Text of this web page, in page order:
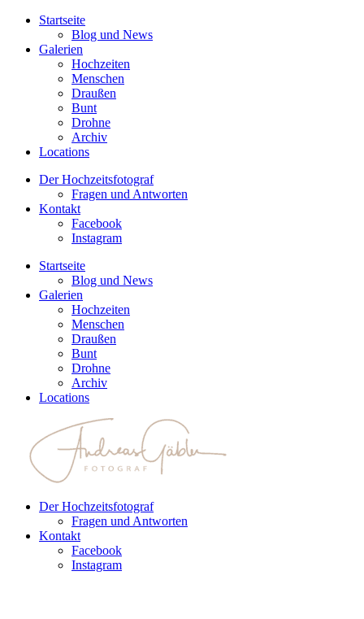
Startseite
Blog und News
Galerien
Hochzeiten
Menschen
Draußen
Bunt
Drohne
Archiv
Locations
Der Hochzeitsfotograf
Fragen und Antworten
Kontakt
Facebook
Instagram
Startseite
Blog und News
Galerien
Hochzeiten
Menschen
Draußen
Bunt
Drohne
Archiv
Locations
Der Hochzeitsfotograf
Fragen und Antworten
Kontakt
Facebook
Instagram